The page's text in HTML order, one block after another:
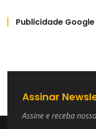
Publicidade Google
Assinar
Assine e receba